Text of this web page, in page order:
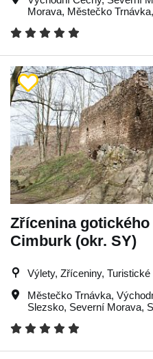
Morava, Městečko Trnávka,
Zřícenina
Cimburk (okr. SY)
Výlety, Zříceniny, Turistické
Městečko Trnávka,
Slezsko, Severní Morava,